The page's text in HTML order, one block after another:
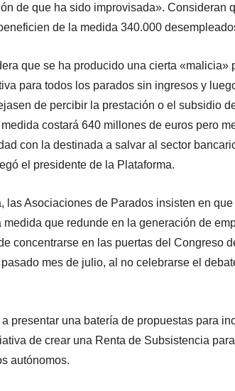
de que ha sido improvisada». Consideran
de la medida 340.000
que se ha producido una cierta «malicia»
para todos los parados sin ingresos y
de percibir la prestación o el subsidio
costará 640 millones de euros pero
con la destinada a salvar al sector
el presidente de la Plataforma.
las Asociaciones de Parados insisten en
que redunde en la generación de
concentrarse en las puertas del Congreso
mes de julio, al no celebrarse el
presentar una batería de propuestas para
de crear una Renta de Subsistencia
autónomos.